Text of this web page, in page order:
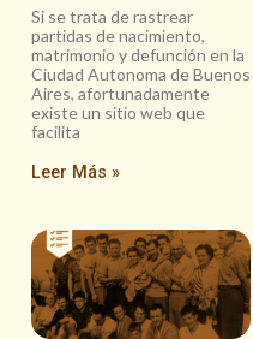
Si se trata de rastrear
partidas de nacimiento,
matrimonio y defunción en la
Ciudad Autonoma de Buenos
Aires, afortunadamente
existe un sitio web que
facilita
Leer Más »